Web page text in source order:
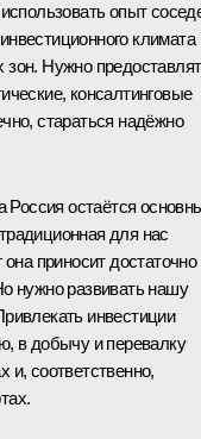
опыт
климата
зон. Нужно
консалтинговые
стараться надёжно
Россия остаётся
для нас
приносит достаточно
нужно развивать нашу
инвестиции
в добычу и перевалку
и, соответственно,